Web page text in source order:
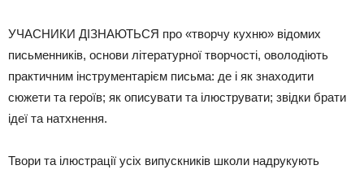
УЧАСНИКИ ДІЗНАЮТЬСЯ про «творчу кухню» відомих
письменників, основи літературної творчості, оволодіють
практичним інструментарієм письма: де і як знаходити
сюжети та героїв; як описувати та ілюструвати; звідки брати
ідеї та натхнення.
Твори та ілюстрації усіх випускників школи надрукують